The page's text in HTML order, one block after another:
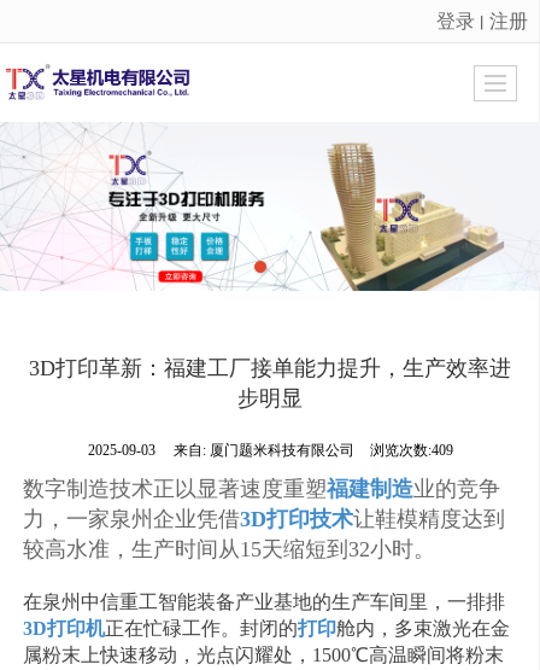
很遗憾，因您的浏览器版本过低导致无法获得最佳浏览体验，推荐下载安装谷歌浏览器！
登录 丨 注册
3D打印革新：福建工厂接单能力提升，生产效率进
步明显
2025-09-03 来自: 厦门题米科技有限公司 浏览次数:409
数字制造技术正以显著速度重塑福建制造业的竞争
力，一家泉州企业凭借3D打印技术让鞋模精度达到
较高水准，生产时间从15天缩短到32小时。
在泉州中信重工智能装备产业基地的生产车间里，一排排
3D打印机正在忙碌工作。封闭的打印舱内，多束激光在金
属粉末上快速移动，光点闪耀处，1500℃高温瞬间将粉末